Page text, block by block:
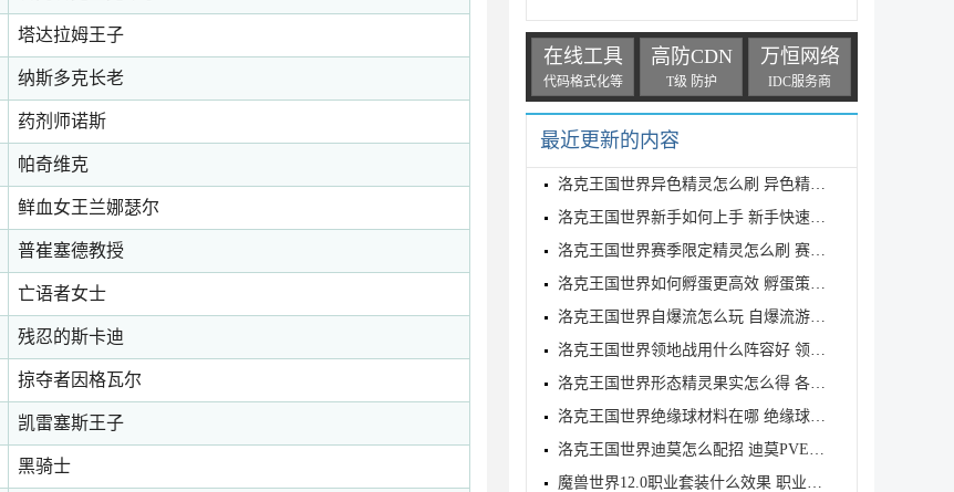
塔达拉姆王子
纳斯多克长老
药剂师诺斯
帕奇维克
鲜血女王兰娜瑟尔
普崔塞德教授
亡语者女士
残忍的斯卡迪
掠夺者因格瓦尔
凯雷塞斯王子
黑骑士
在线工具
代码格式化等
高防CDN
T级 防护
万恒网络
IDC服务商
最近更新的内容
洛克王国世界异色精灵怎么刷 异色精灵高效刷取指南
洛克王国世界新手如何上手 新手快速入门教学
洛克王国世界赛季限定精灵怎么刷 赛季限定奇遇精灵刷
洛克王国世界如何孵蛋更高效 孵蛋策略分享
洛克王国世界自爆流怎么玩 自爆流游玩心得
洛克王国世界领地战用什么阵容好 领地战速通阵容推荐
洛克王国世界形态精灵果实怎么得 各形态精灵果实获取
洛克王国世界绝缘球材料在哪 绝缘球材料收集线路攻略
洛克王国世界迪莫怎么配招 迪莫PVE与PVP配招推荐
魔兽世界12.0职业套装什么效果 职业套装一览